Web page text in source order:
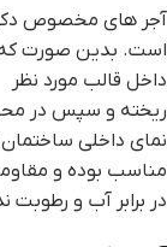
آجر های مخصوص
است. بدین صورت که
داخل قالب مورد نظر
ریخته و سپس در
نمای داخلی
مناسب بوده و
در برابر آب و رطوبت